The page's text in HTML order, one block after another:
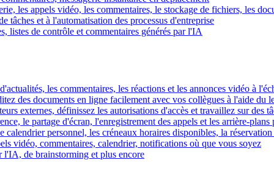
les appels vidéo, les commentaires, le stockage de fichiers, les
tâches et à l'automatisation des processus d'entreprise
listes de contrôle et commentaires générés par l'IA
les commentaires, les réactions et les annonces vidéo à
des documents en ligne facilement avec vos collègues à l'aide du
externes, définissez les autorisations d'accès et travaillez sur des
le partage d'écran, l'enregistrement des appels et les arrière-plans
calendrier personnel, les créneaux horaires disponibles, la
vidéo, commentaires, calendrier, notifications où que vous soyez
l'IA, de brainstorming et plus encore